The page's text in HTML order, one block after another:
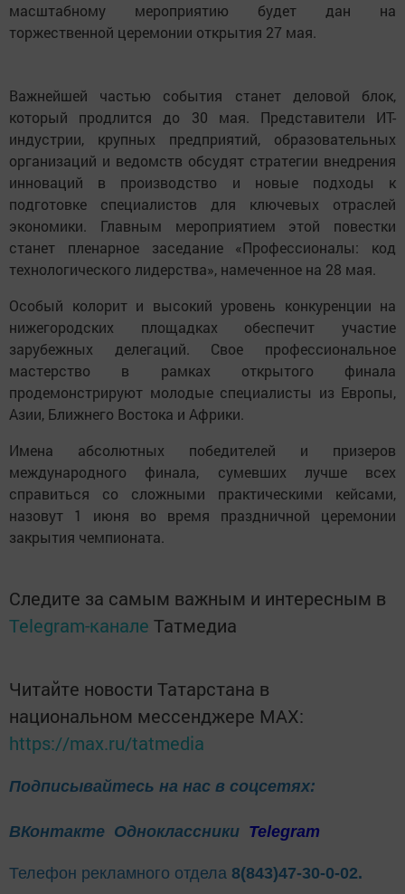
масштабному мероприятию будет дан на
торжественной церемонии открытия 27 мая.
Важнейшей частью события станет деловой блок,
который продлится до 30 мая. Представители ИТ-
индустрии, крупных предприятий, образовательных
организаций и ведомств обсудят стратегии внедрения
инноваций в производство и новые подходы к
подготовке специалистов для ключевых отраслей
экономики. Главным мероприятием этой повестки
станет пленарное заседание «Профессионалы: код
технологического лидерства», намеченное на 28 мая.
Особый колорит и высокий уровень конкуренции на
нижегородских площадках обеспечит участие
зарубежных делегаций. Свое профессиональное
мастерство в рамках открытого финала
продемонстрируют молодые специалисты из Европы,
Азии, Ближнего Востока и Африки.
Имена абсолютных победителей и призеров
международного финала, сумевших лучше всех
справиться со сложными практическими кейсами,
назовут 1 июня во время праздничной церемонии
закрытия чемпионата.
Следите за самым важным и интересным в
Telegram-канале Татмедиа
Читайте новости Татарстана в
национальном мессенджере MАХ:
https://max.ru/tatmedia
Подписывайтесь на нас в соцсетях:
ВКонтакте Одноклассники Telegram
Телефон рекламного отдела 8(843)47-30-0-02.